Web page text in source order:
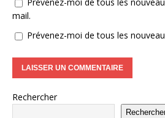
mail.
Prévenez-moi de tous les
Rechercher